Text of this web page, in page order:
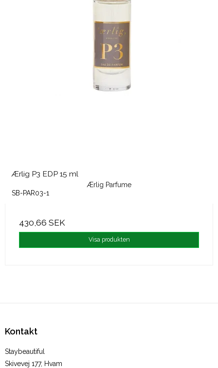
Ærlig P3 EDP 15 ml
Ærlig Parfume
SB-PAR03-1
430,66 SEK
Visa produkten
Kontakt
Staybeautiful
Skivevej 177, Hvam